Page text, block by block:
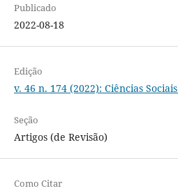
Publicado
2022-08-18
Edição
v. 46 n. 174 (2022): Ciências
Seção
Artigos (de Revisão)
Como Citar